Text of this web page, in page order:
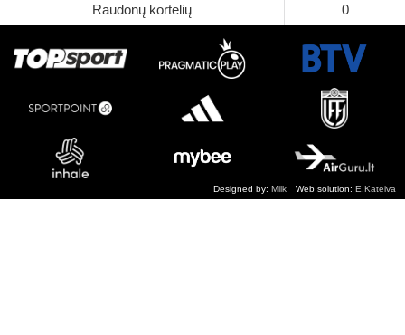
Raudonų kortelių 0
Web solution: E.Kateiva
Designed by: Milk